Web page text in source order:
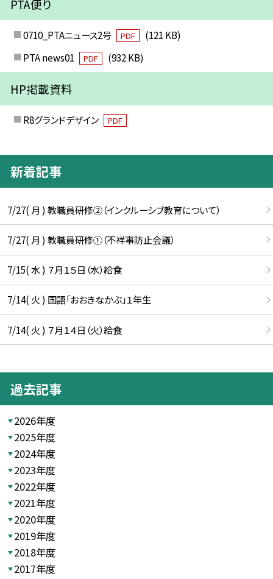
PTA便り
0710_PTAニュース2号 PDF
(121 KB)
PTA news01
PDF (932 KB)
HP掲載資料
R8グランドデザイン PDF
新着記事
7/27( 月 ) 教職員研修②（インクルーシブ教育について）
7/27( 月 ) 教職員研修①（不祥事防止会議）
7/15( 水 ) ７月１５日（水）給食
7/14( 火 ) 国語「おおきなかぶ」１年生
7/14( 火 ) ７月１４日（火）給食
過去記事
2026年度
2025年度
2024年度
2023年度
2022年度
2021年度
2020年度
2019年度
2018年度
2017年度